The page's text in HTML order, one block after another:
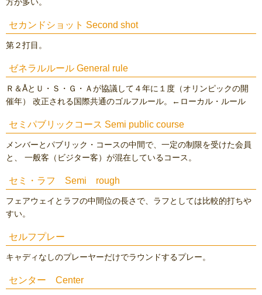
セカンドショット Second shot
第２打目。
ゼネラルルール General rule
Ｒ＆ÅとＵ・Ｓ・Ｇ・Ａが協議して４年に１度（オリンピックの開
催年） 改正される国際共通のゴルフルール。←ローカル・ルール
セミパブリックコース Semi public course
メンバーとパブリック・コースの中間で、一定の制限を受けた会員
と、 一般客（ビジター客）が混在しているコース。
セミ・ラフ Semi rough
フェアウェイとラフの中間位の長さで、ラフとしては比較的打ちや
すい。
セルフプレー
キャディなしのプレーヤーだけでラウンドするプレー。
センター Center